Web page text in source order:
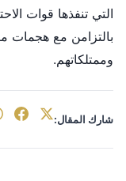
التي تنفذها قوات
بالتزامن مع هجمات
وممتلكاتهم.
شارك المقال: